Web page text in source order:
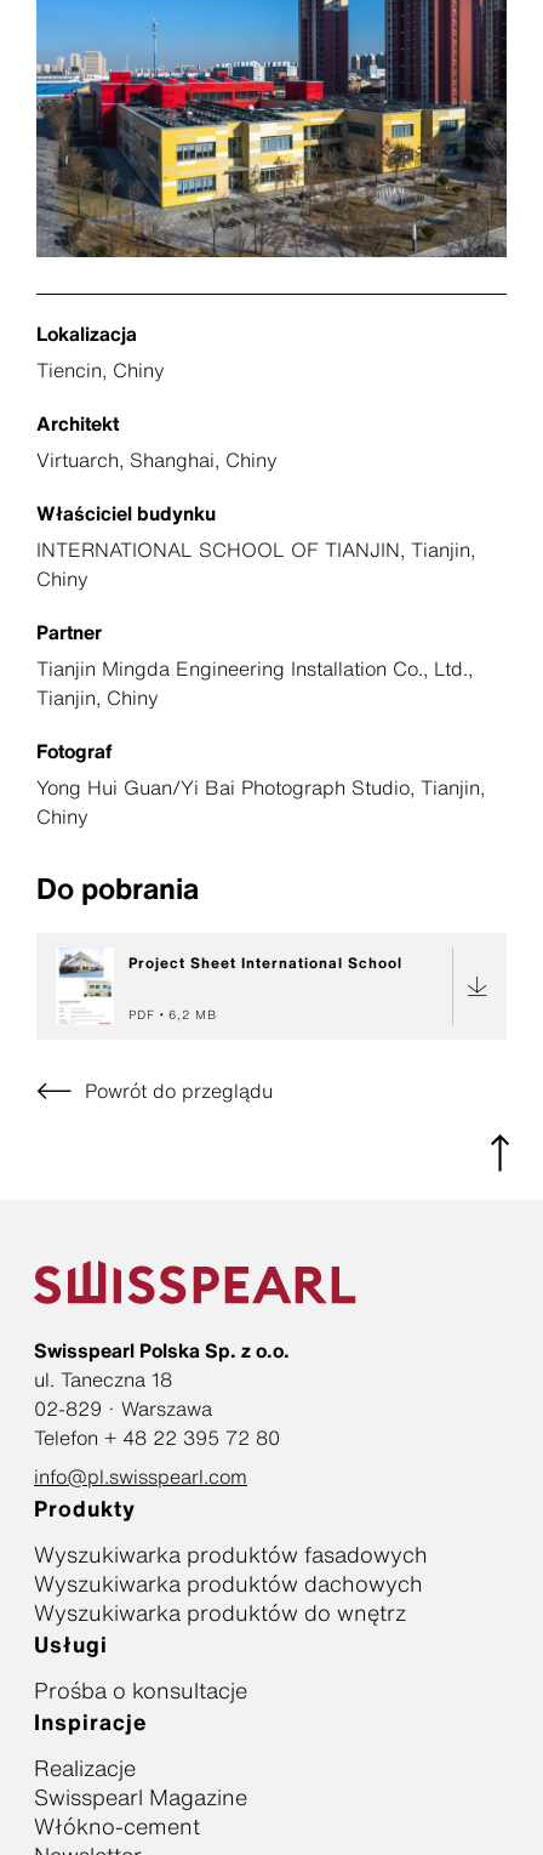
Lokalizacja
Tiencin, Chiny
Architekt
Virtuarch, Shanghai, Chiny
Właściciel budynku
INTERNATIONAL SCHOOL OF TIANJIN, Tianjin,
Chiny
Partner
Tianjin Mingda Engineering Installation Co., Ltd.,
Tianjin, Chiny
Fotograf
Yong Hui Guan/Yi Bai Photograph Studio, Tianjin,
Chiny
Do pobrania
Project Sheet International School
PDF 6,2 MB
Powrót do przeglądu
Swisspearl Polska Sp. z o.o.
ul. Taneczna 18
02-829 · Warszawa
Telefon + 48 22 395 72 80
info@pl.swisspearl.com
Produkty
Wyszukiwarka produktów fasadowych
Wyszukiwarka produktów dachowych
Wyszukiwarka produktów do wnętrz
Usługi
Prośba o konsultacje
Inspiracje
Realizacje
Swisspearl Magazine
Włókno-cement